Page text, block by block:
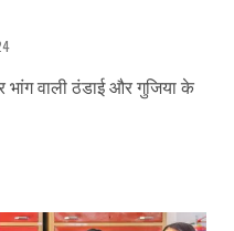
भांग वाली ठंडाई और गुजिया के